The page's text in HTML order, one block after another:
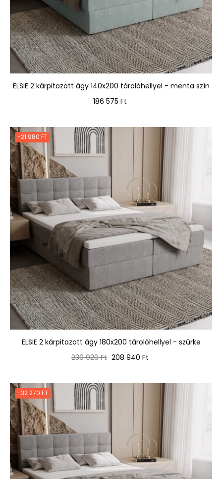
ELSIE 2 kárpitozott ágy 140x200 tárolóhellyel - menta szín
Ár
186 575 Ft
-21 980 FT
ELSIE 2 kárpitozott ágy 180x200 tárolóhellyel - szürke
Normál
230 920 Ft Ár
208 940 Ft
-32 270 FT